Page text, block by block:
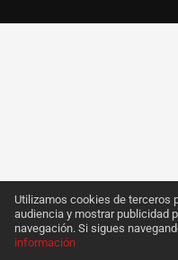
Utilizamos cookies de terceros
audiencia y mostrar publicidad
navegación. Si sigues
información